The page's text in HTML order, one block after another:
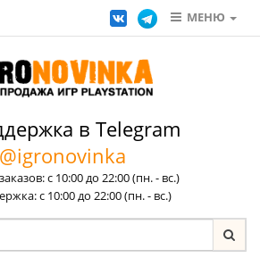
МЕНЮ
в Telegram
@igronovinka
с 10:00 до 22:00 (пн. - вс.)
с 10:00 до 22:00 (пн. - вс.)